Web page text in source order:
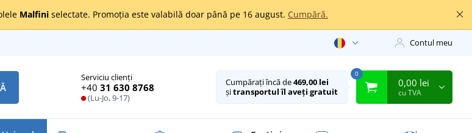
Malfini selectate. Promoția este valabilă doar până pe 16 august. Cumpără.
Contul meu
Serviciu clienți
+40 31 630 8768
(Lu-Jo, 9-17)
Cumpărați încă de469,00 lei
șitransportul îl aveți gratuit
0
0,00 lei
cu TVA